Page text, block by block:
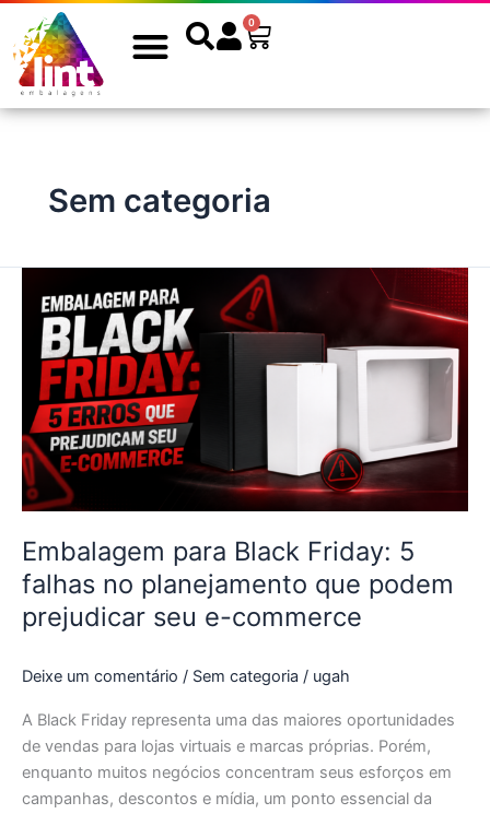
para
conteúdo
0
Cart
Sem categoria
Embalagem para Black Friday: 5
falhas no planejamento que podem
prejudicar seu e-commerce
Deixe um comentário / Sem categoria / ugah
A Black Friday representa uma das maiores oportunidades
de vendas para lojas virtuais e marcas próprias. Porém,
enquanto muitos negócios concentram seus esforços em
campanhas, descontos e mídia, um ponto essencial da
para
Black
Friday:
falhas
no
planejamento
que
podem
prejudicar
e-
commerce